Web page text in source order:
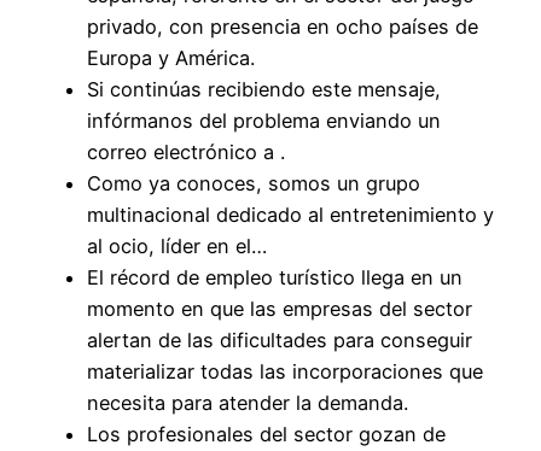
privado, con presencia en ocho países de
Europa y América.
Si continúas recibiendo este mensaje,
infórmanos del problema enviando un
correo electrónico a .
Como ya conoces, somos un grupo
multinacional dedicado al entretenimiento y
al ocio, líder en el…
El récord de empleo turístico llega en un
momento en que las empresas del sector
alertan de las dificultades para conseguir
materializar todas las incorporaciones que
necesita para atender la demanda.
Los profesionales del sector gozan de